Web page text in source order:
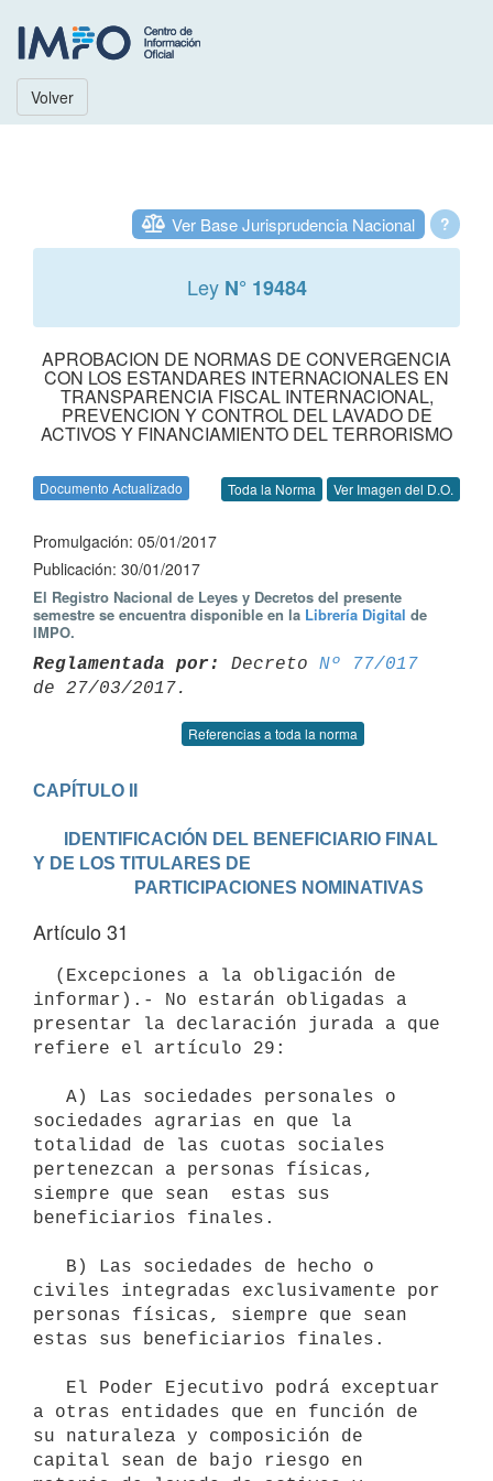
Volver
?
Ver Base Jurisprudencia Nacional
Ley N° 19484
APROBACION DE NORMAS DE CONVERGENCIA
CON LOS ESTANDARES INTERNACIONALES EN
TRANSPARENCIA FISCAL INTERNACIONAL,
PREVENCION Y CONTROL DEL LAVADO DE
ACTIVOS Y FINANCIAMIENTO DEL TERRORISMO
Documento Actualizado Toda la Norma Ver Imagen del D.O.
Promulgación: 05/01/2017
Publicación: 30/01/2017
El Registro Nacional de Leyes y Decretos del presente
semestre se encuentra disponible en la Librería Digital de
IMPO.
Reglamentada por: Decreto Nº 77/017
Referencias a toda la norma
CAPÍTULO II
Y DE LOS TITULARES DE
                       PARTICIPACIONES NOMINATIVAS
Artículo 31
informar).- No estarán obligadas a
presentar la declaración jurada a que
refiere el artículo 29:
sociedades agrarias en que la
totalidad de las cuotas sociales
pertenezcan a personas físicas,
siempre que sean  estas sus
beneficiarios finales.
civiles integradas exclusivamente por
personas físicas, siempre que sean
estas sus beneficiarios finales.
a otras entidades que en función de
su naturaleza y composición de
capital sean de bajo riesgo en